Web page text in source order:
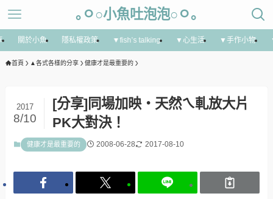
｡ㅇ○小魚吐泡泡○ㅇ｡
關於小魚 隱私權政策 ▼fish’s talking ▼心生活 ▼手作小物
首頁 ▲各式各樣的分享 健康才是最重要的
[分享]同場加映‧天然ㄟ軋放大片
PK大對決！
2017
8/10
健康才是最重要的 2008-06-28 2017-08-10